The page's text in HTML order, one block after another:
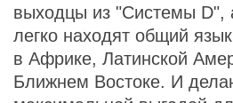
выходцы из "Системы D",
легко находят общий
в Африке, Латинской
Ближнем Востоке. И